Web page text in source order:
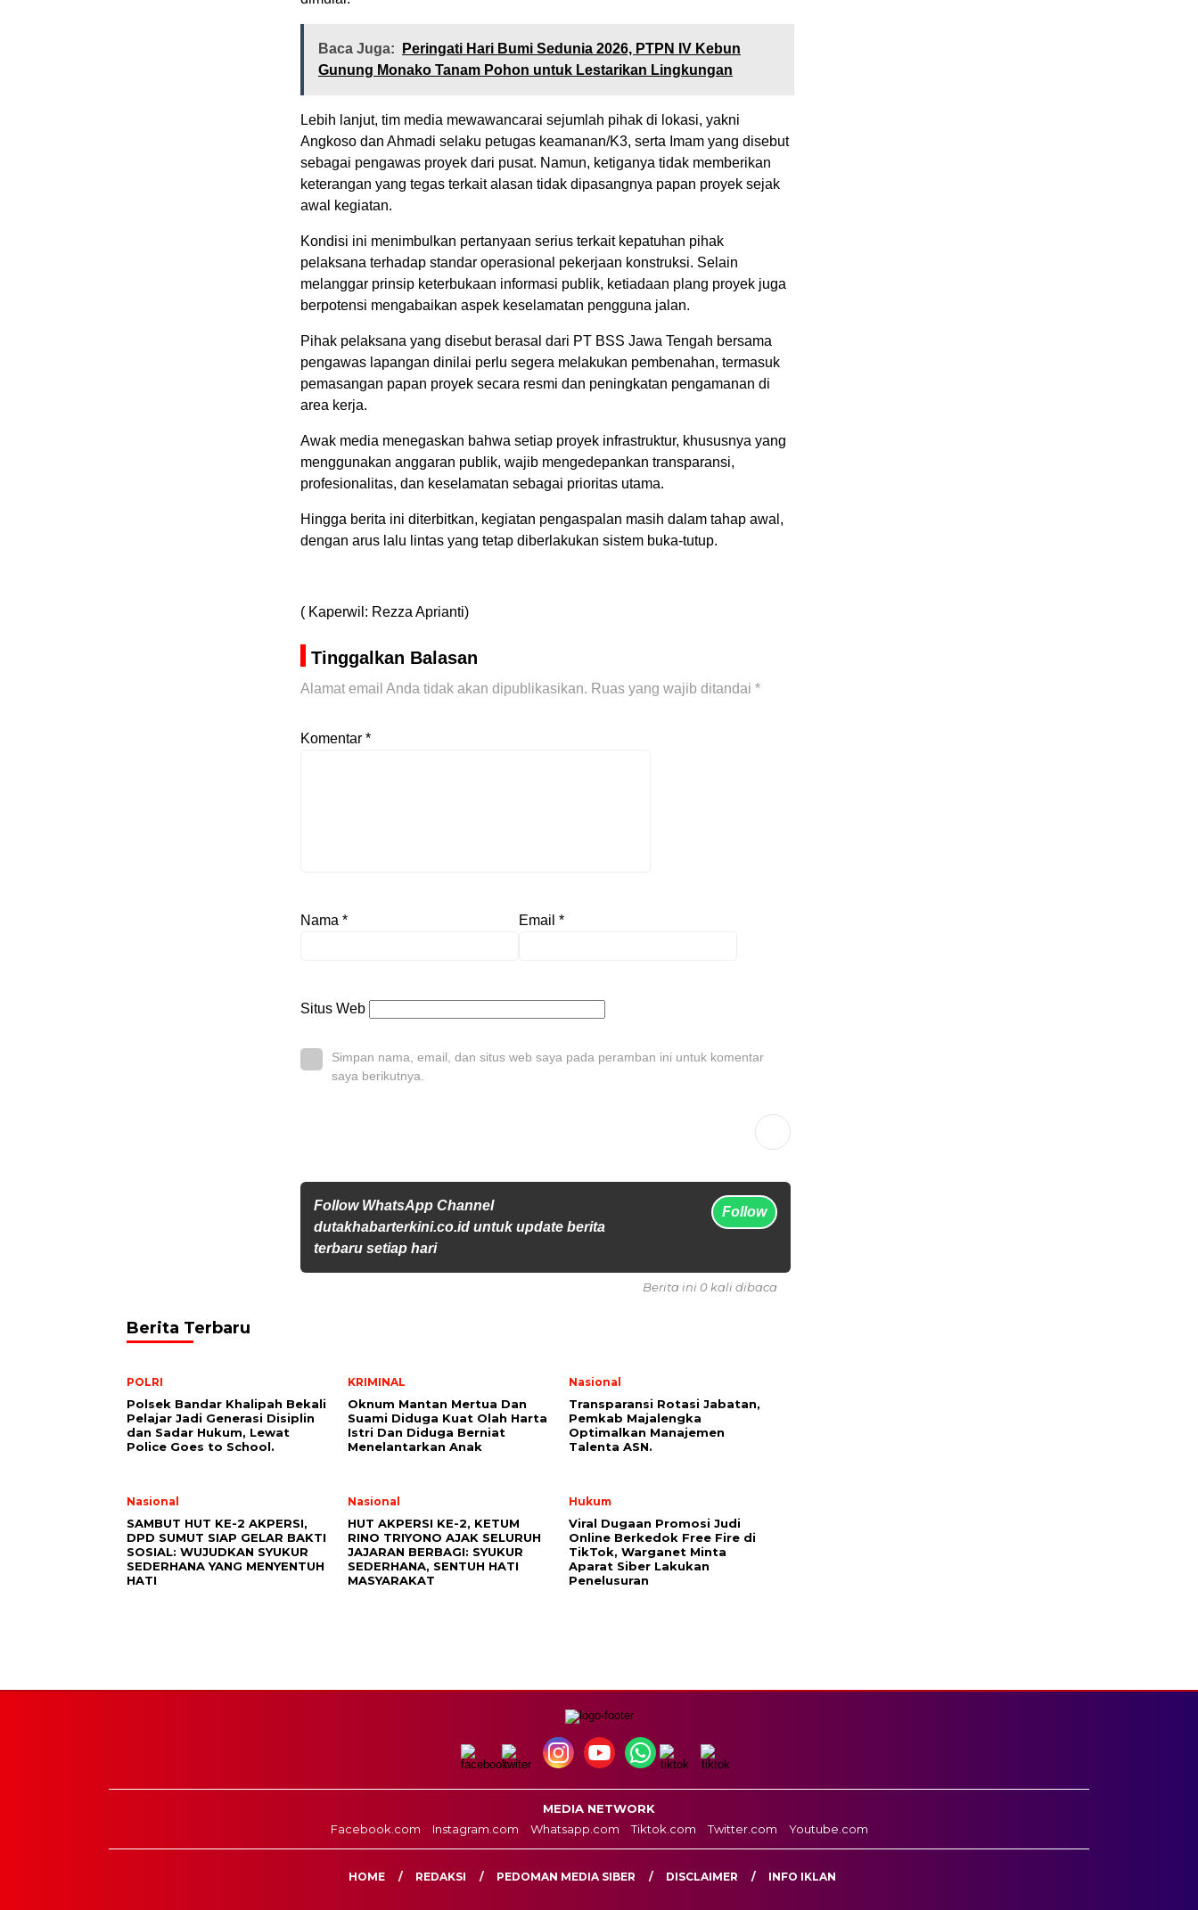
Baca Juga:
Peringati Hari Bumi Sedunia 2026, PTPN IV Kebun
Gunung Monako Tanam Pohon untuk Lestarikan Lingkungan
Lebih lanjut, tim media mewawancarai sejumlah pihak di lokasi, yakni
Angkoso dan Ahmadi selaku petugas keamanan/K3, serta Imam yang disebut
sebagai pengawas proyek dari pusat. Namun, ketiganya tidak memberikan
keterangan yang tegas terkait alasan tidak dipasangnya papan proyek sejak
awal kegiatan.
Kondisi ini menimbulkan pertanyaan serius terkait kepatuhan pihak
pelaksana terhadap standar operasional pekerjaan konstruksi. Selain
melanggar prinsip keterbukaan informasi publik, ketiadaan plang proyek juga
berpotensi mengabaikan aspek keselamatan pengguna jalan.
Pihak pelaksana yang disebut berasal dari PT BSS Jawa Tengah bersama
pengawas lapangan dinilai perlu segera melakukan pembenahan, termasuk
pemasangan papan proyek secara resmi dan peningkatan pengamanan di
area kerja.
Awak media menegaskan bahwa setiap proyek infrastruktur, khususnya yang
menggunakan anggaran publik, wajib mengedepankan transparansi,
profesionalitas, dan keselamatan sebagai prioritas utama.
Hingga berita ini diterbitkan, kegiatan pengaspalan masih dalam tahap awal,
dengan arus lalu lintas yang tetap diberlakukan sistem buka-tutup.
( Kaperwil: Rezza Aprianti)
Tinggalkan Balasan
Alamat email Anda tidak akan dipublikasikan. Ruas yang wajib ditandai *
Komentar *
Nama * Email *
Situs Web
Simpan nama, email, dan situs web saya pada peramban ini untuk komentar
saya berikutnya.
Follow WhatsApp Channel
dutakhabarterkini.co.id untuk update berita
terbaru setiap hari
Follow
Berita ini 0 kali dibaca
Berita Terbaru
POLRI
Polsek Bandar Khalipah Bekali
Pelajar Jadi Generasi Disiplin
dan Sadar Hukum, Lewat
Police Goes to School.
KRIMINAL
Oknum Mantan Mertua Dan
Suami Diduga Kuat Olah Harta
Istri Dan Diduga Berniat
Menelantarkan Anak
Nasional
Transparansi Rotasi Jabatan,
Pemkab Majalengka
Optimalkan Manajemen
Talenta ASN.
Nasional
SAMBUT HUT KE-2 AKPERSI,
DPD SUMUT SIAP GELAR BAKTI
SOSIAL: WUJUDKAN SYUKUR
SEDERHANA YANG MENYENTUH
HATI
Nasional
HUT AKPERSI KE-2, KETUM
RINO TRIYONO AJAK SELURUH
JAJARAN BERBAGI: SYUKUR
SEDERHANA, SENTUH HATI
MASYARAKAT
Hukum
Viral Dugaan Promosi Judi
Online Berkedok Free Fire di
TikTok, Warganet Minta
Aparat Siber Lakukan
Penelusuran
MEDIA NETWORK
Facebook.com
Instagram.com Whatsapp.com Tiktok.com Twitter.com Youtube.com
HOME REDAKSI PEDOMAN MEDIA SIBER DISCLAIMER INFO IKLAN